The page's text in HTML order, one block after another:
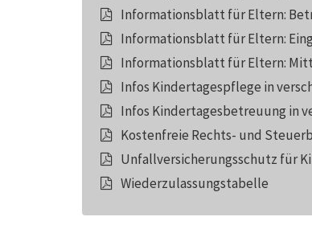
Informationsblatt für Eltern:
Informationsblatt für Eltern:
Informationsblatt für Eltern:
Infos Kindertagespflege in
Infos Kindertagesbetreuung in
Kostenfreie Rechts- und
Unfallversicherungsschutz für
Wiederzulassungstabelle